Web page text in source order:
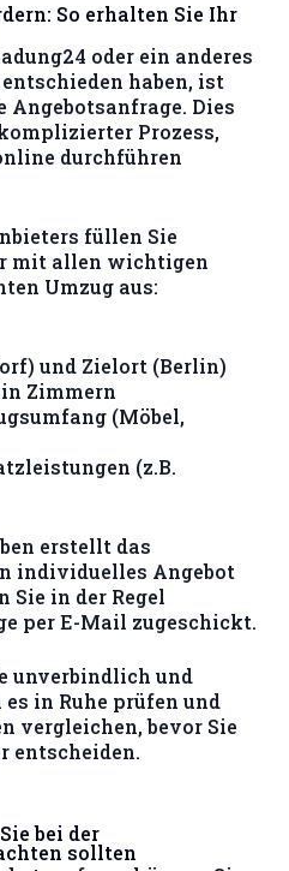
So erhalten Sie Ihr
oder ein anderes
haben, ist
Angebotsanfrage. Dies
Prozess,
durchführen
füllen Sie
mit allen wichtigen
Umzug aus:
und Zielort (Berlin)
Zimmern
(Möbel,
(z.B.
erstellt das
individuelles Angebot
Sie in der Regel
per E-Mail zugeschickt.
unverbindlich und
in Ruhe prüfen und
vergleichen, bevor Sie
entscheiden.
bei der
sollten